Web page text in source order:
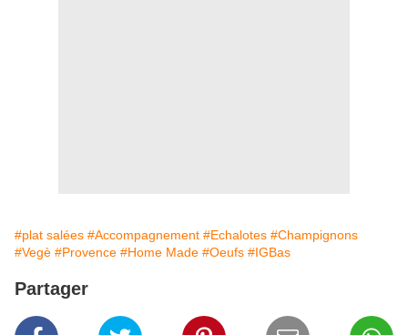
#plat salées #Accompagnement #Echalotes #Champignons
#Vegè #Provence #Home Made #Oeufs #IGBas
Partager